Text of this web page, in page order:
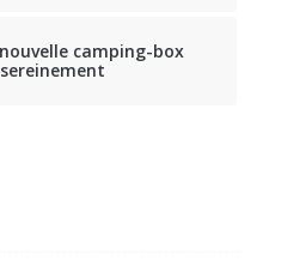
camping-box